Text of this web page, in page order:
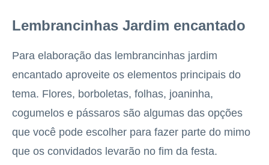
Lembrancinhas Jardim encantado
Para elaboração das lembrancinhas jardim
encantado aproveite os elementos principais do
tema. Flores, borboletas, folhas, joaninha,
cogumelos e pássaros são algumas das opções
que você pode escolher para fazer parte do mimo
que os convidados levarão no fim da festa.